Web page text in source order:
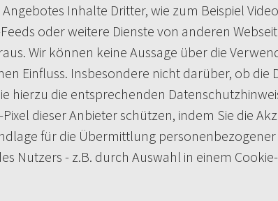
Inhalte Dritter, wie zum Beispiel
oder weitere Dienste von anderen
Wir können keine Aussage über die
Einfluss. Insbesondere nicht darüber, ob
hierzu die entsprechenden
dieser Anbieter schützen, indem Sie die
für die Übermittlung
Nutzers - z.B. durch Auswahl in einem